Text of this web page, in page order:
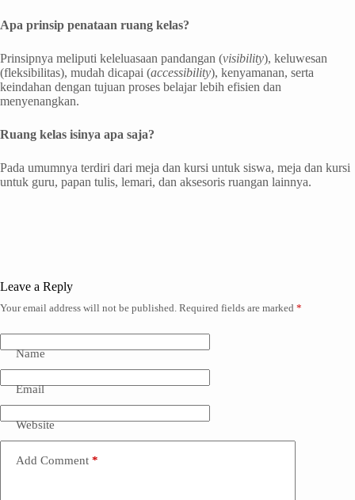
Apa prinsip penataan ruang kelas?
Prinsipnya meliputi keleluasaan pandangan (visibility), keluwesan
(fleksibilitas), mudah dicapai (accessibility), kenyamanan, serta
keindahan dengan tujuan proses belajar lebih efisien dan
menyenangkan.
Ruang kelas isinya apa saja?
Pada umumnya terdiri dari meja dan kursi untuk siswa, meja dan kursi
untuk guru, papan tulis, lemari, dan aksesoris ruangan lainnya.
Leave a Reply
Your email address will not be published. Required fields are marked *
Name
Email
Website
Add Comment *